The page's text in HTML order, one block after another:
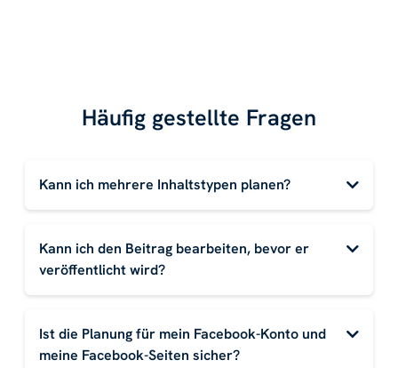
Häufig gestellte Fragen
Kann ich mehrere Inhaltstypen planen?
Kann ich den Beitrag bearbeiten, bevor er
veröffentlicht wird?
Ist die Planung für mein Facebook-Konto und
meine Facebook-Seiten sicher?